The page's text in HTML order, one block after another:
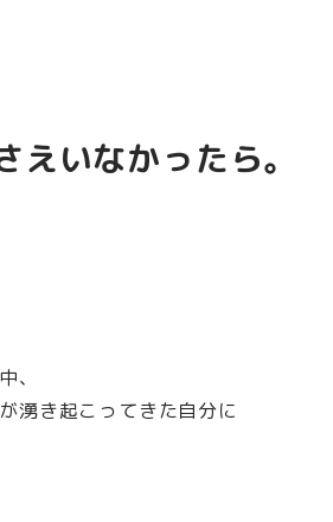
えいなかったら。
、
湧き起こってきた自分に